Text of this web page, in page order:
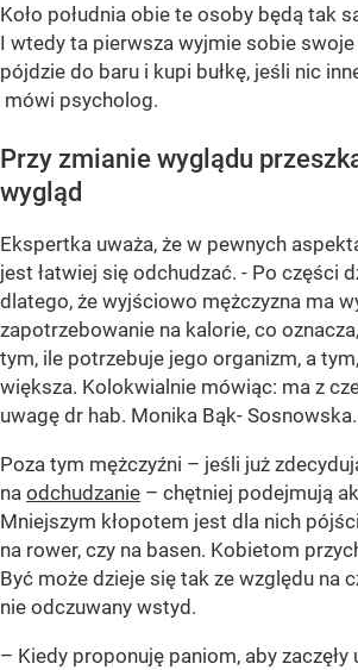
Koło południa obie te osoby będą tak
I wtedy ta pierwsza wyjmie sobie swoje
pójdzie do baru i kupi bułkę, jeśli nic
mówi psycholog.
Przy zmianie wyglądu
wygląd
Ekspertka uważa, że w pewnych
jest łatwiej się odchudzać. - Po części
dlatego, że wyjściowo mężczyzna ma
zapotrzebowanie na kalorie, co
tym, ile potrzebuje jego organizm, a
większa. Kolokwialnie mówiąc: ma z
uwagę dr hab. Monika Bąk- Sosnowska.
Poza tym mężczyźni – jeśli już
na odchudzanie – chętniej podejmują
Mniejszym kłopotem jest dla nich
na rower, czy na basen. Kobietom
Być może dzieje się tak ze względu na
nie odczuwany wstyd.
– Kiedy proponuję paniom, aby zaczęły